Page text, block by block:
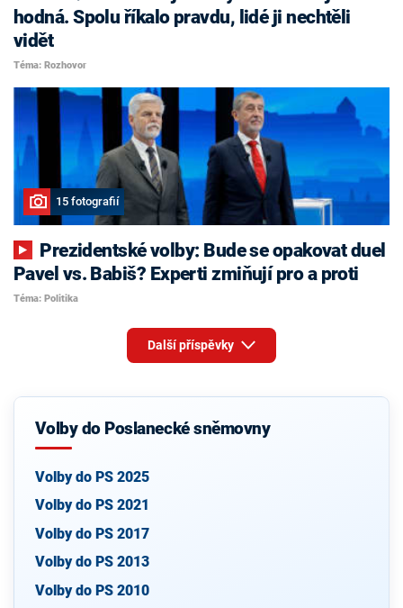
hodná. Spolu říkalo pravdu, lidé ji nechtěli
vidět
Téma: Rozhovor
15 fotografií
Pavel vs. Babiš? Experti zmiňují pro a proti
Téma: Politika
Další příspěvky
Volby do Poslanecké sněmovny
Volby do PS 2025
Volby do PS 2021
Volby do PS 2017
Volby do PS 2013
Volby do PS 2010